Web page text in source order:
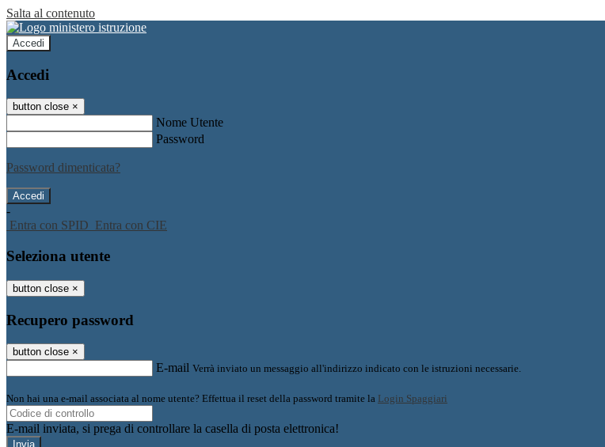
Salta al contenuto
Accedi
Accedi
button close ×
Nome Utente
Password
Password dimenticata?
-
Entra con SPID Entra con CIE
Seleziona utente
button close ×
Recupero password
button close ×
E-mail Verrà inviato un messaggio all'indirizzo indicato con le istruzioni necessarie.
Non hai una e-mail associata al nome utente? Effettua il reset della password tramite la Login Spaggiari
E-mail inviata, si prega di controllare la casella di posta elettronica!